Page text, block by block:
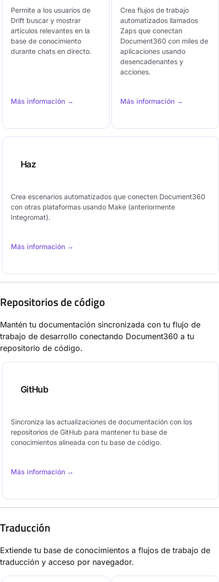
Permite a los usuarios de
Drift buscar y mostrar
artículos relevantes en la
base de conocimiento
durante chats en directo.
Más información →
Crea flujos de trabajo
automatizados llamados
Zaps que conectan
Document360 con miles de
aplicaciones usando
desencadenantes y
acciones.
Más información →
Haz
Crea escenarios automatizados que conecten Document360
con otras plataformas usando Make (anteriormente
Integromat).
Más información →
Repositorios de código
Mantén tu documentación sincronizada con tu flujo de
trabajo de desarrollo conectando Document360 a tu
repositorio de código.
GitHub
Sincroniza las actualizaciones de documentación con los
repositorios de GitHub para mantener tu base de
conocimientos alineada con tu base de código.
Más información →
Traducción
Extiende tu base de conocimientos a flujos de trabajo de
traducción y acceso por navegador.